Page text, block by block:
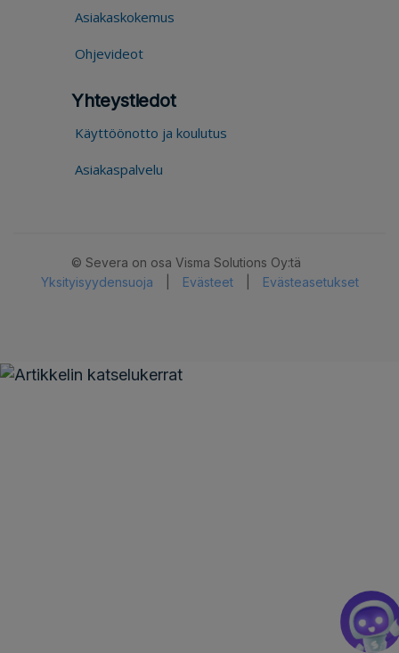
Asiakaskokemus
Ohjevideot
Yhteystiedot
Käyttöönotto ja koulutus
Asiakaspalvelu
© Severa on osa Visma Solutions Oy:tä
Yksityisyydensuoja
Evästeet Evästeasetukset